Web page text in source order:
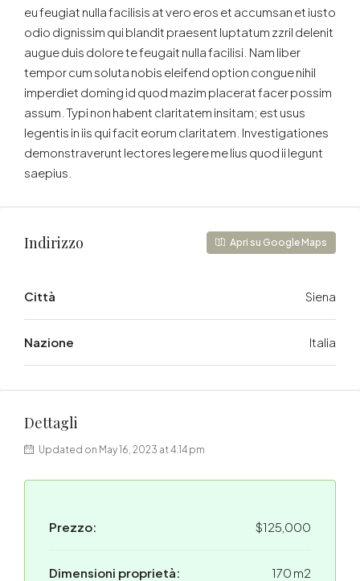
eu feugiat nulla facilisis at vero eros et accumsan et iusto
odio dignissim qui blandit praesent luptatum zzril delenit
augue duis dolore te feugait nulla facilisi. Nam liber
tempor cum soluta nobis eleifend option congue nihil
imperdiet doming id quod mazim placerat facer possim
assum. Typi non habent claritatem insitam; est usus
legentis in iis qui facit eorum claritatem. Investigationes
demonstraverunt lectores legere me lius quod ii legunt
saepius.
Indirizzo Apri su Google Maps
Città Siena
Nazione Italia
Dettagli
Updated on May 16, 2023 at 4:14 pm
Prezzo: $125,000
Dimensioni proprietà: 170 m2